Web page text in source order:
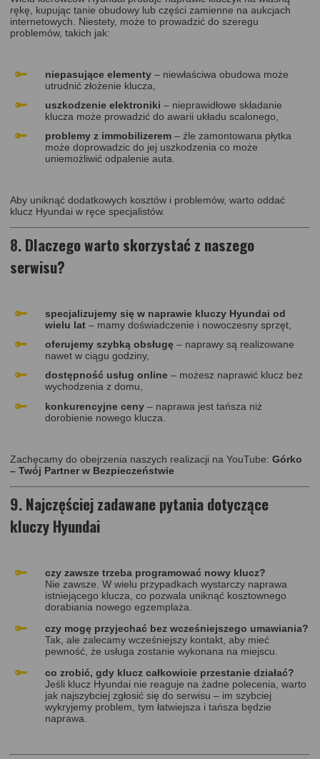
rękę, kupując tanie obudowy lub części zamienne na aukcjach
internetowych. Niestety, może to prowadzić do szeregu
problemów, takich jak:
niepasujące elementy – niewłaściwa obudowa może
utrudnić złożenie klucza,
uszkodzenie elektroniki – nieprawidłowe składanie
klucza może prowadzić do awarii układu scalonego,
problemy z immobilizerem – źle zamontowana płytka
może doprowadzic do jej uszkodzenia co może
uniemożliwić odpalenie auta.
Aby uniknąć dodatkowych kosztów i problemów, warto oddać
klucz Hyundai w ręce specjalistów.
8. Dlaczego warto skorzystać z naszego
serwisu?
specjalizujemy się w naprawie kluczy Hyundai od
wielu lat – mamy doświadczenie i nowoczesny sprzęt,
oferujemy szybką obsługę – naprawy są realizowane
nawet w ciągu godziny,
dostępność usług online – możesz naprawić klucz bez
wychodzenia z domu,
konkurencyjne ceny – naprawa jest tańsza niż
dorobienie nowego klucza.
Zachęcamy do obejrzenia naszych realizacji na YouTube: Górko
– Twój Partner w Bezpieczeństwie
9. Najczęściej zadawane pytania dotyczące
kluczy Hyundai
czy zawsze trzeba programować nowy klucz?
Nie zawsze. W wielu przypadkach wystarczy naprawa
istniejącego klucza, co pozwala uniknąć kosztownego
dorabiania nowego egzemplaża.
czy mogę przyjechać bez wcześniejszego umawiania?
Tak, ale zalecamy wcześniejszy kontakt, aby mieć
pewność, że usługa zostanie wykonana na miejscu.
co zrobić, gdy klucz całkowicie przestanie działać?
Jeśli klucz Hyundai nie reaguje na żadne polecenia, warto
jak najszybciej zgłosić się do serwisu – im szybciej
wykryjemy problem, tym łatwiejsza i tańsza będzie
naprawa.